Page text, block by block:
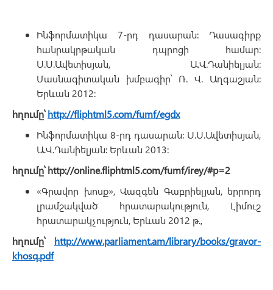
Ինֆորմատիկա 7-րդ դասարան։ Դասագիրք
հանրակրթական դպրոցի համար։
Ս.Ս.Ավետիսյան, Ա.Վ.Դանիելյան։
Մասնագիտական խմբագիր՝ Ռ. Վ. Աղգաշյան։
Երևան 2012։
հղումը՝http://fliphtml5.com/fumf/egdx
Ինֆորմատիկա 8-րդ դասարան։ Ս.Ս.Ավետիսյան,
Ա.Վ.Դանիելյան։ Երևան 2013։
հղումը՝http://online.fliphtml5.com/fumf/irey/#p=2
«Գրավոր խոսք», Վազգեն Գաբրիելյան, երրորդ
լրամշակված հրատարակություն, Լիմուշ
հրատարակչություն, Երևան 2012 թ.,
հղումը՝ http://www.parliament.am/library/books/gravor-
khosq.pdf